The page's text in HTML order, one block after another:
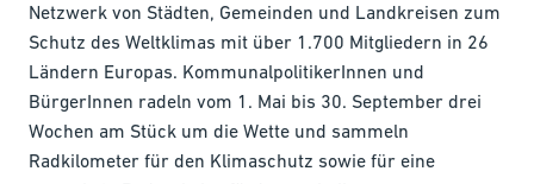
Netzwerk von Städten, Gemeinden und Landkreisen zum
Schutz des Weltklimas mit über 1.700 Mitgliedern in 26
Ländern Europas. KommunalpolitikerInnen und
BürgerInnen radeln vom 1. Mai bis 30. September drei
Wochen am Stück um die Wette und sammeln
Radkilometer für den Klimaschutz sowie für eine